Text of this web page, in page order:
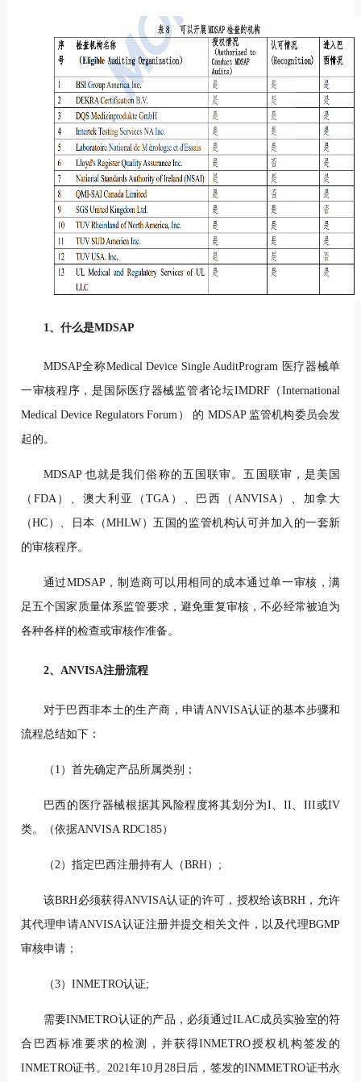
1、什么是MDSAP
MDSAP全称Medical Device Single AuditProgram 医疗器械单
一审核程序，是国际医疗器械监管者论坛IMDRF（International
Medical Device Regulators Forum） 的 MDSAP 监管机构委员会发
起的。
MDSAP 也就是我们俗称的五国联审。五国联审，是美国
（FDA）、澳大利亚（TGA）、巴西（ANVISA）、加拿大
（HC）、日本（MHLW）五国的监管机构认可并加入的一套新
的审核程序。
通过MDSAP，制造商可以用相同的成本通过单一审核，满
足五个国家质量体系监管要求，避免重复审核，不必经常被迫为
各种各样的检查或审核作准备。
2、ANVISA注册流程
对于巴西非本土的生产商，申请ANVISA认证的基本步骤和
流程总结如下：
（1）首先确定产品所属类别；
巴西的医疗器械根据其风险程度将其划分为I、II、III或IV
类。（依据ANVISA RDC185）
（2）指定巴西注册持有人（BRH）;
该BRH必须获得ANVISA认证的许可，授权给该BRH，允许
其代理申请ANVISA认证注册并提交相关文件，以及代理BGMP
审核申请；
（3）INMETRO认证;
需要INMETRO认证的产品，必须通过ILAC成员实验室的符
合巴西标准要求的检测，并获得INMETRO授权机构签发的
INMETRO证书。2021年10月28日后，签发的INMMETRO证书永